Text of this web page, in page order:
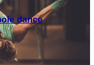
dance